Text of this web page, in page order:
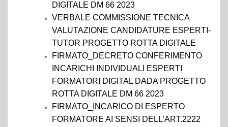
DIGITALE DM 66 2023
VERBALE COMMISSIONE TECNICA
VALUTAZIONE CANDIDATURE ESPERTI-
TUTOR PROGETTO ROTTA DIGITALE
FIRMATO_DECRETO CONFERIMENTO
INCARICHI INDIVIDUALI ESPERTI
FORMATORI DIGITAL DADA PROGETTO
ROTTA DIGITALE DM 66 2023
FIRMATO_INCARICO DI ESPERTO
FORMATORE AI SENSI DELL’ART.2222